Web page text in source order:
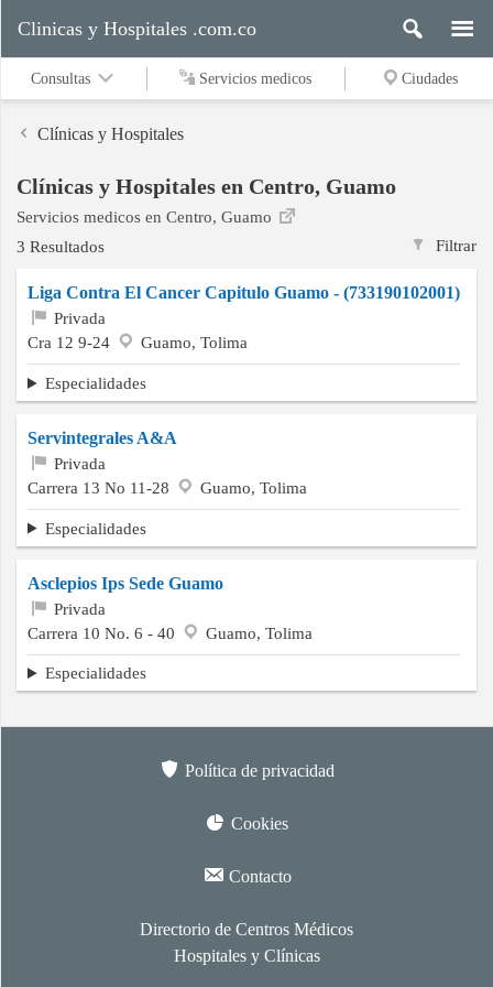
medicos
Ciudades
Buscar
Contacto
Clinicas y Hospitales .com.co
Consultas Servicios medicos Ciudades
Clínicas y Hospitales
Clínicas y Hospitales en Centro, Guamo
Servicios medicos en Centro, Guamo
Filtrar
3 Resultados
Liga Contra El Cancer Capitulo Guamo - (733190102001)
Privada
Cra 12 9-24
Guamo, Tolima
Especialidades
Servintegrales A&A
Privada
Carrera 13 No 11-28
Guamo, Tolima
Especialidades
Asclepios Ips Sede Guamo
Privada
Carrera 10 No. 6 - 40
Guamo, Tolima
Especialidades
Política de privacidad
Cookies
Contacto
Directorio de Centros Médicos
Hospitales y Clínicas